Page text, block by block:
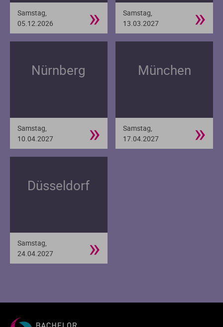
Samstag,
05.12.2026
»
Samstag,
13.03.2027
»
Nürnberg
Samstag,
10.04.2027
»
München
Samstag,
17.04.2027
»
Düsseldorf
Samstag,
24.04.2027
»